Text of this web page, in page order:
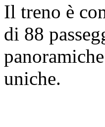
Il treno è
di 88
uniche.